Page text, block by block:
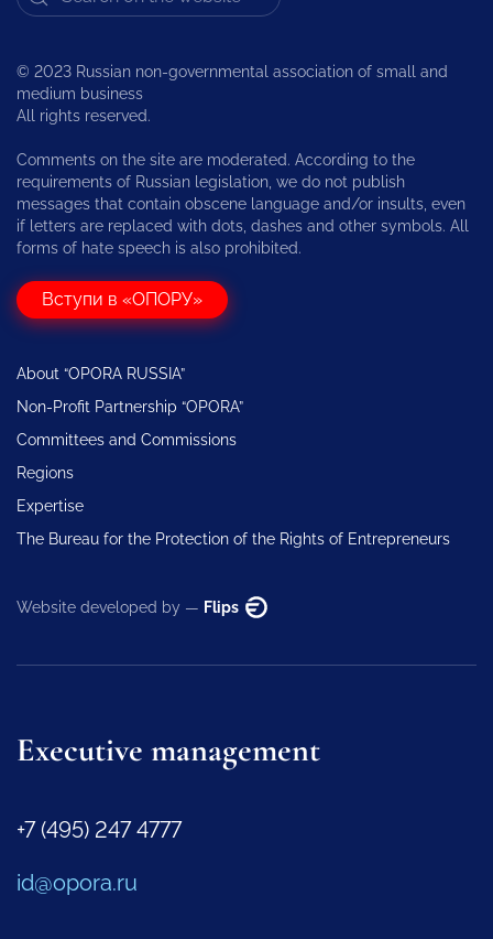
© 2023 Russian non-governmental association of small and
medium business
All rights reserved.
Comments on the site are moderated. According to the
requirements of Russian legislation, we do not publish
messages that contain obscene language and/or insults, even
if letters are replaced with dots, dashes and other symbols. All
forms of hate speech is also prohibited.
Вступи в «ОПОРУ»
About “OPORA RUSSIA”
Non-Profit Partnership “OPORA”
Committees and Commissions
Regions
Expertise
The Bureau for the Protection of the Rights of Entrepreneurs
Website developed by — Flips
Executive management
+7 (495) 247 4777
id@opora.ru